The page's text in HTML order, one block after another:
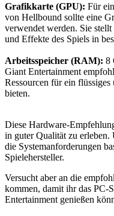
Grafikkarte (GPU): Für
von Hellbound sollte eine
verwendet werden. Sie
und Effekte des Spiels in
Arbeitsspeicher (RAM): 8
Giant Entertainment
Ressourcen für ein
bieten.
Diese Hardware-
in guter Qualität zu erleben.
die Systemanforderungen
Spielehersteller.
Versucht aber an die
kommen, damit ihr das
Entertainment genießen